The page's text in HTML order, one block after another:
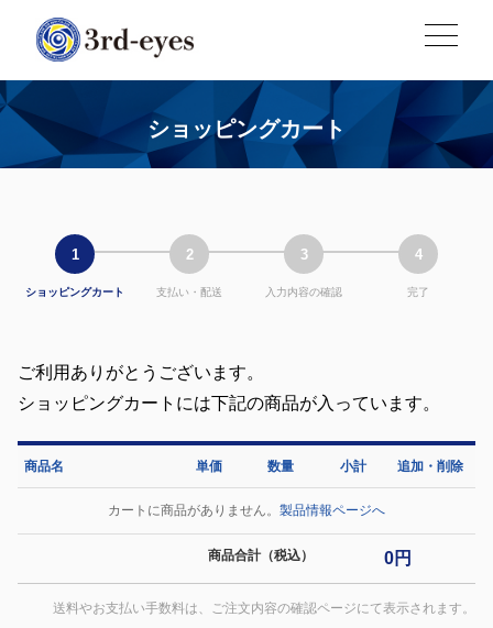
ショッピングカート
1
ショッピングカート
2
支払い・配送
3
入力内容の確認
4
完了
ご利用ありがとうございます。
ショッピングカートには下記の商品が入っています。
商品名 単価 数量 小計 追加・削除
カートに商品がありません。 製品情報ページへ
商品合計（税込） 0円
送料やお支払い手数料は、ご注文内容の確認ページにて表示されます。